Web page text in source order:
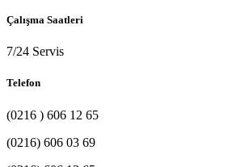
Çalışma Saatleri
7/24 Servis
Telefon
(0216 ) 606 12 65
(0216) 606 03 69